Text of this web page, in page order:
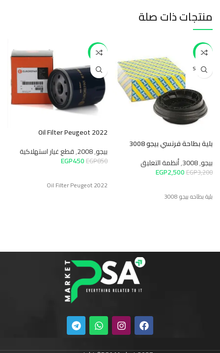
منتجات ذات صلة
-22%
SOLD O
UT
بلية بطاحة فرنسي بيجو 3008
بيجو,
3008
,أنظمة التعليق
EGP3,200
EGP2,500
بلية بطاحه بيجو 3008
-47%
Oil Filter Peugeot 2022
بيجو,
2008
,قطع غيار استهلاكية
EGP850
EGP450
Oil Filter Peugeot 2022